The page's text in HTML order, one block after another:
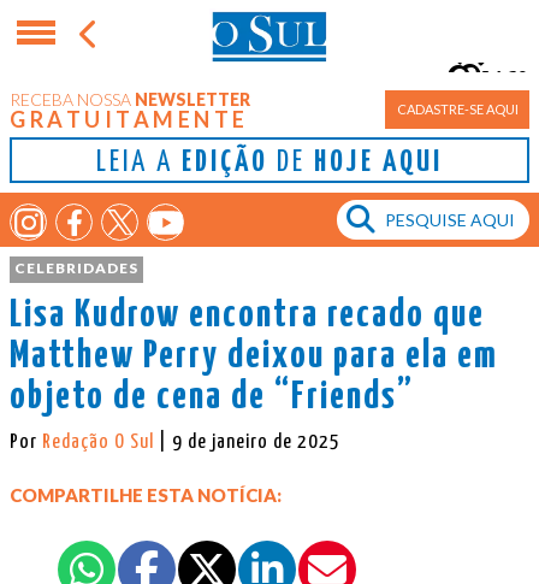
RECEBA NOSSA NEWSLETTER
GRATUITAMENTE CADASTRE-SE AQUI
LEIA A EDIÇÃO DE HOJE AQUI
Porto Alegre
16°
CELEBRIDADES
Lisa Kudrow encontra recado que
Matthew Perry deixou para ela em
objeto de cena de “Friends”
Por Redação O Sul | 9 de janeiro de 2025
COMPARTILHE ESTA NOTÍCIA: